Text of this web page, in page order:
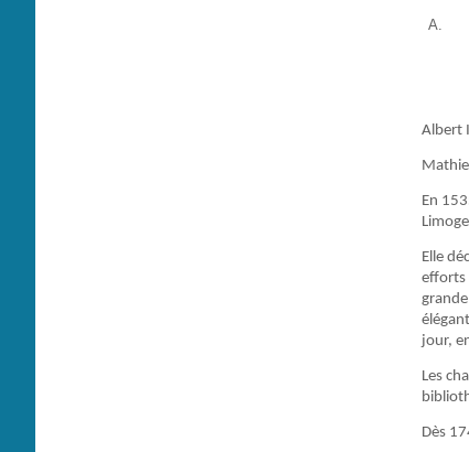
Albert
En
Elle
efforts
jour,
Les
Dès